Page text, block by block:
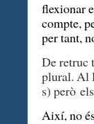
flexionar
compte,
per tant,
De retruc
plural. Al
s) però
Així, no